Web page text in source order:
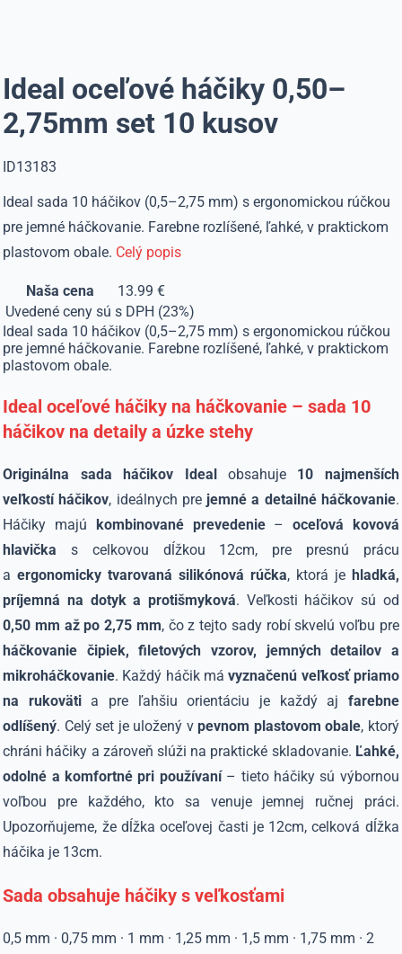
Ideal oceľové háčiky 0,50–
2,75mm set 10 kusov
ID13183
Ideal sada 10 háčikov (0,5–2,75 mm) s ergonomickou rúčkou
pre jemné háčkovanie. Farebne rozlíšené, ľahké, v praktickom
plastovom obale. Celý popis
Naša cena
13.99 €
Uvedené ceny sú s DPH (23%)
Ideal sada 10 háčikov (0,5–2,75 mm) s ergonomickou rúčkou
pre jemné háčkovanie. Farebne rozlíšené, ľahké, v praktickom
plastovom obale.
Ideal oceľové háčiky na háčkovanie – sada 10
háčikov na detaily a úzke stehy
Originálna sada háčikov Idealobsahuje 10 najmenších
veľkostí háčikov, ideálnych pre jemné a detailné háčkovanie.
Háčiky majú kombinované prevedenie–oceľová kovová
hlavička s celkovou dĺžkou 12cm, pre presnú prácu
aergonomicky tvarovaná silikónová rúčka, ktorá je hladká,
príjemná na dotyk a protišmyková. Veľkosti háčikov sú od
0,50 mm až po 2,75 mm, čo z tejto sady robí skvelú voľbu pre
háčkovanie čipiek, filetových vzorov, jemných detailov a
mikroháčkovanie. Každý háčik mávyznačenú veľkosť priamo
na rukovätia pre ľahšiu orientáciu je každý aj farebne
odlíšený. Celý set je uložený vpevnom plastovom obale, ktorý
chráni háčiky a zároveň slúži na praktické skladovanie. Ľahké,
odolné a komfortné pri používaní– tieto háčiky sú výbornou
voľbou pre každého, kto sa venuje jemnej ručnej práci.
Upozorňujeme, že dĺžka oceľovej časti je 12cm, celková dĺžka
háčika je 13cm.
Sada obsahuje háčiky s veľkosťami
0,5 mm · 0,75 mm · 1 mm · 1,25 mm · 1,5 mm · 1,75 mm · 2